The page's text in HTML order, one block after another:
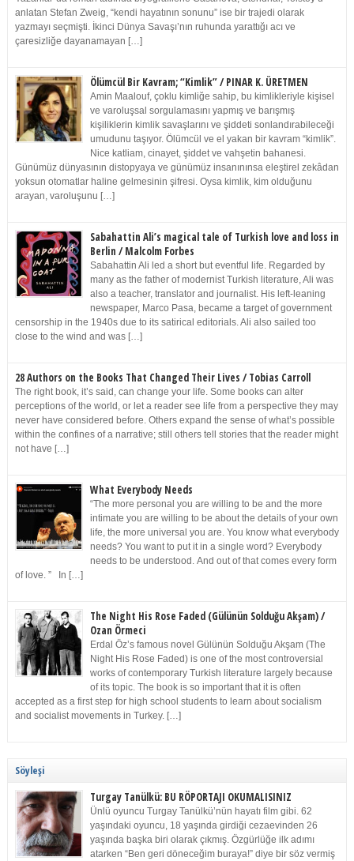
anlatan Stefan Zweig, “kendi hayatının sonunu” ise bir trajedi olarak
yazmayı seçmişti. İkinci Dünya Savaşı’nın ruhunda yarattığı acı ve
çaresizliğe dayanamayan […]
Ölümcül Bir Kavram; “Kimlik” / PINAR K. ÜRETMEN
Amin Maalouf, çoklu kimliğe sahip, bu kimlikleriyle kişisel
ve varoluşsal sorgulamasını yapmış ve barışmış
kişiliklerin kimlik savaşlarını ve şiddeti sonlandırabileceği
umudunu taşıyor. Ölümcül ve el yakan bir kavram “kimlik”.
Nice katliam, cinayet, şiddet ve vahşetin bahanesi.
Günümüz dünyasının distopyaya ve günümüz insanınınsa eleştirel zekâdan
yoksun otomatlar haline gelmesinin şifresi. Oysa kimlik, kim olduğunu
arayan, varoluşunu […]
Sabahattin Ali’s magical tale of Turkish love and loss in
Berlin / Malcolm Forbes
Sabahattin Ali led a short but eventful life. Regarded by
many as the father of modernist Turkish literature, Ali was
also a teacher, translator and journalist. His left-leaning
newspaper, Marco Pasa, became a target of government
censorship in the 1940s due to its satirical editorials. Ali also sailed too
close to the wind and was […]
28 Authors on the Books That Changed Their Lives / Tobias Carroll
The right book, it’s said, can change your life. Some books can alter
perceptions of the world, or let a reader see life from a perspective they may
never have considered before. Others expand the sense of what’s possible
within the confines of a narrative; still others tell stories that the reader might
not have […]
What Everybody Needs
“The more personal you are willing to be and the more
intimate you are willing to be about the details of your own
life, the more universal you are. You know what everybody
needs? You want to put it in a single word? Everybody
needs to be understood. And out of that comes every form
of love. ” In […]
The Night His Rose Faded (Gülünün Solduğu Akşam) /
Ozan Örmeci
Erdal Öz’s famous novel Gülünün Solduğu Akşam (The
Night His Rose Faded) is one of the most controversial
works of contemporary Turkish literature largely because
of its topic. The book is so important that it is often
accepted as a first step for high school students to learn about socialism
and socialist movements in Turkey. […]
Söyleşi
Turgay Tanülkü: BU RÖPORTAJI OKUMALISINIZ
Ünlü oyuncu Turgay Tanülkü’nün hayatı film gibi. 62
yaşındaki oyuncu, 18 yaşında girdiği cezaevinden 26
yaşında başka biri olarak çıkmış. Özgürlüğe ilk adımı
atarken “Ben geri döneceğim buraya!” diye bir söz vermiş